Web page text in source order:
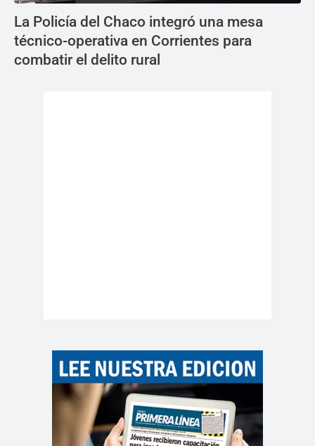
La Policía del Chaco integró una mesa
técnico-operativa en Corrientes para
combatir el delito rural